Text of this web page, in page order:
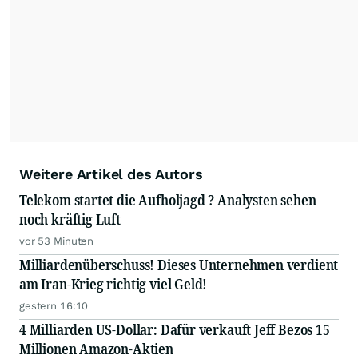
Weitere Artikel des Autors
Telekom startet die Aufholjagd ? Analysten sehen
noch kräftig Luft
vor 53 Minuten
Milliardenüberschuss! Dieses Unternehmen verdient
am Iran-Krieg richtig viel Geld!
gestern 16:10
4 Milliarden US-Dollar: Dafür verkauft Jeff Bezos 15
Millionen Amazon-Aktien